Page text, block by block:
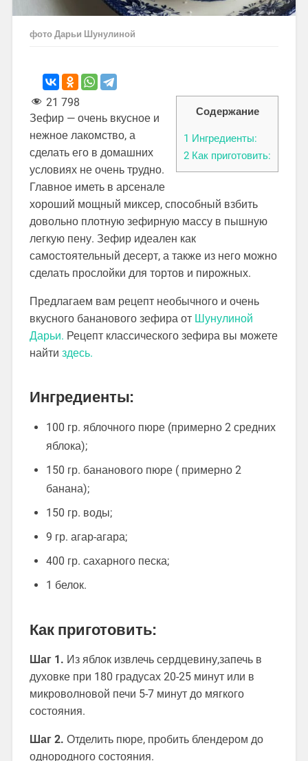
фото Дарьи Шунулиной
Содержание
1 Ингредиенты:
2 Как приготовить:
21 798
Зефир — очень вкусное и
нежное лакомство, а
сделать его в домашних
условиях не очень трудно.
Главное иметь в арсенале
хороший мощный миксер, способный взбить
довольно плотную зефирную массу в пышную
легкую пену. Зефир идеален как
самостоятельный десерт, а также из него можно
сделать прослойки для тортов и пирожных.
Предлагаем вам рецепт необычного и очень
вкусного бананового зефира от Шунулиной
Дарьи. Рецепт классического зефира вы можете
найти здесь.
Ингредиенты:
100 гр. яблочного пюре (примерно 2 средних
яблока);
150 гр. бананового пюре ( примерно 2
банана);
150 гр. воды;
9 гр. агар-агара;
400 гр. сахарного песка;
1 белок.
Как приготовить:
Шаг 1. Из яблок извлечь сердцевину,запечь в
духовке при 180 градусах 20-25 минут или в
микроволновой печи 5-7 минут до мягкого
состояния.
Шаг 2. Отделить пюре, пробить блендером до
однородного состояния.